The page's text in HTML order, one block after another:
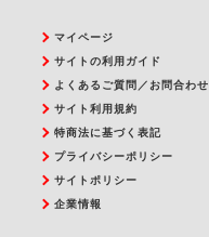
マイページ
サイトの利用ガイド
よくあるご質問／お問合わせ
サイト利用規約
特商法に基づく表記
プライバシーポリシー
サイトポリシー
企業情報